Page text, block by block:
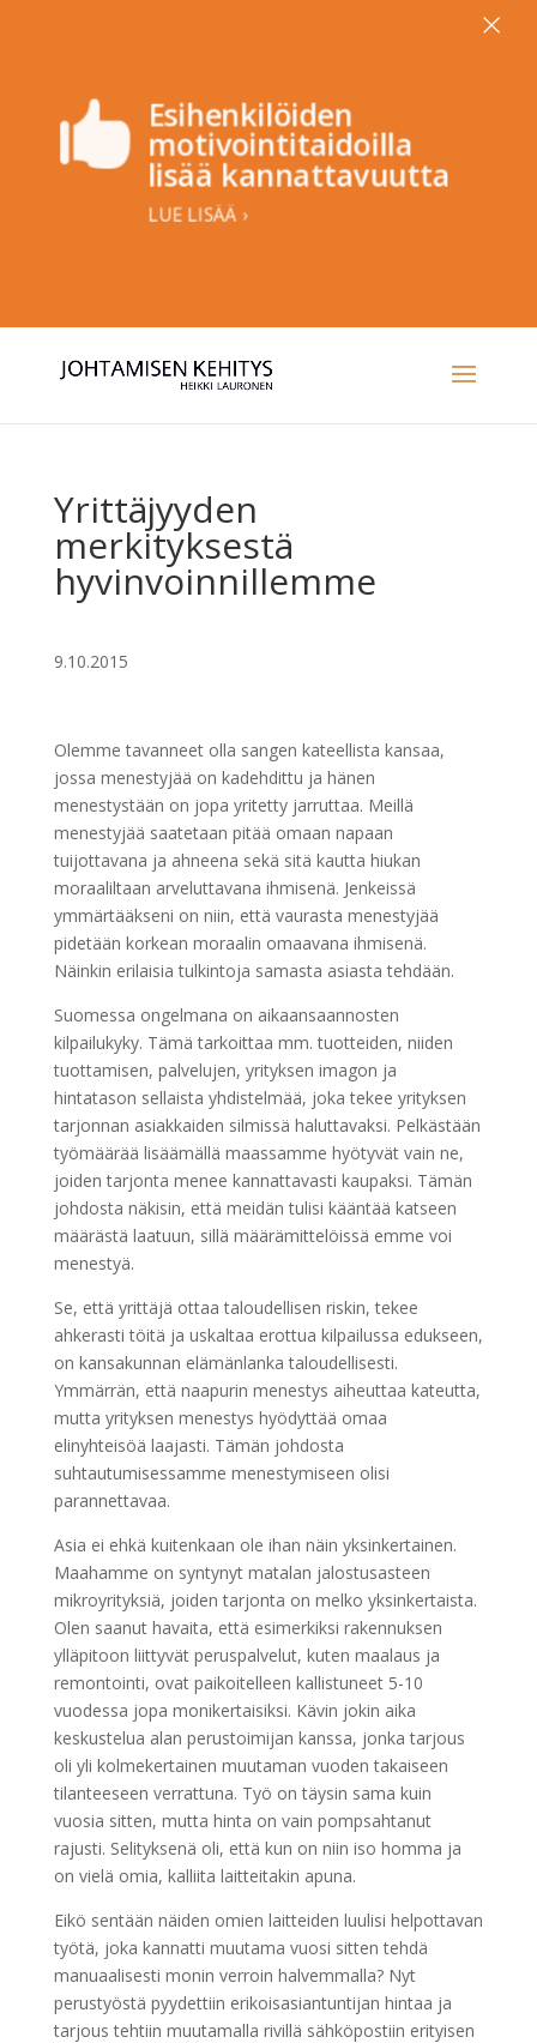
Yrittäjyyden
merkityksestä
hyvinvoinnillemme
9.10.2015
Olemme tavanneet olla sangen kateellista kansaa,
jossa menestyjää on kadehdittu ja hänen
menestystään on jopa yritetty jarruttaa. Meillä
menestyjää saatetaan pitää omaan napaan
tuijottavana ja ahneena sekä sitä kautta hiukan
moraaliltaan arveluttavana ihmisenä. Jenkeissä
ymmärtääkseni on niin, että vaurasta menestyjää
pidetään korkean moraalin omaavana ihmisenä.
Näinkin erilaisia tulkintoja samasta asiasta tehdään.
Suomessa ongelmana on aikaansaannosten
kilpailukyky. Tämä tarkoittaa mm. tuotteiden, niiden
tuottamisen, palvelujen, yrityksen imagon ja
hintatason sellaista yhdistelmää, joka tekee yrityksen
tarjonnan asiakkaiden silmissä haluttavaksi. Pelkästään
työmäärää lisäämällä maassamme hyötyvät vain ne,
joiden tarjonta menee kannattavasti kaupaksi. Tämän
johdosta näkisin, että meidän tulisi kääntää katseen
määrästä laatuun, sillä määrämittelöissä emme voi
menestyä.
Se, että yrittäjä ottaa taloudellisen riskin, tekee
ahkerasti töitä ja uskaltaa erottua kilpailussa edukseen,
on kansakunnan elämänlanka taloudellisesti.
Ymmärrän, että naapurin menestys aiheuttaa kateutta,
mutta yrityksen menestys hyödyttää omaa
elinyhteisöä laajasti. Tämän johdosta
suhtautumisessamme menestymiseen olisi
parannettavaa.
Asia ei ehkä kuitenkaan ole ihan näin yksinkertainen.
Maahamme on syntynyt matalan jalostusasteen
mikroyrityksiä, joiden tarjonta on melko yksinkertaista.
Olen saanut havaita, että esimerkiksi rakennuksen
ylläpitoon liittyvät peruspalvelut, kuten maalaus ja
remontointi, ovat paikoitelleen kallistuneet 5-10
vuodessa jopa monikertaisiksi. Kävin jokin aika
keskustelua alan perustoimijan kanssa, jonka tarjous
oli yli kolmekertainen muutaman vuoden takaiseen
tilanteeseen verrattuna. Työ on täysin sama kuin
vuosia sitten, mutta hinta on vain pompsahtanut
rajusti. Selityksenä oli, että kun on niin iso homma ja
on vielä omia, kalliita laitteitakin apuna.
Eikö sentään näiden omien laitteiden luulisi helpottavan
työtä, joka kannatti muutama vuosi sitten tehdä
manuaalisesti monin verroin halvemmalla? Nyt
perustyöstä pyydettiin erikoisasiantuntijan hintaa ja
tarjous tehtiin muutamalla rivillä sähköpostiin erityisen
 Esihenkilöiden
motivointitaidoilla
lisää kannattavuutta
LUE LISÄÄ ›
×